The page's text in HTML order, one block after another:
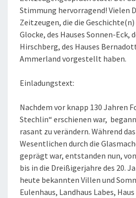
Stimmung hervorragend! Vielen
Zeitzeugen, die die
Glocke, des Hauses Sonnen-Eck,
Hirschberg, des Hauses
Ammerland vorgestellt haben.
Einladungstext:
Nachdem vor knapp 130 Jahren
Stechlin“ erschienen war,
rasant zu verändern. Während
Wesentlichen durch die
geprägt war, entstanden nun,
bis in die Dreißigerjahre des 20.
heute bekannten Villen und
Eulenhaus, Landhaus Labes,